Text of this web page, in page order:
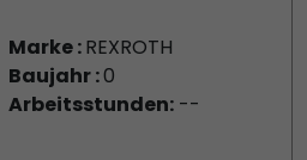
Marke :REXROTH
Baujahr :0
Arbeitsstunden:--